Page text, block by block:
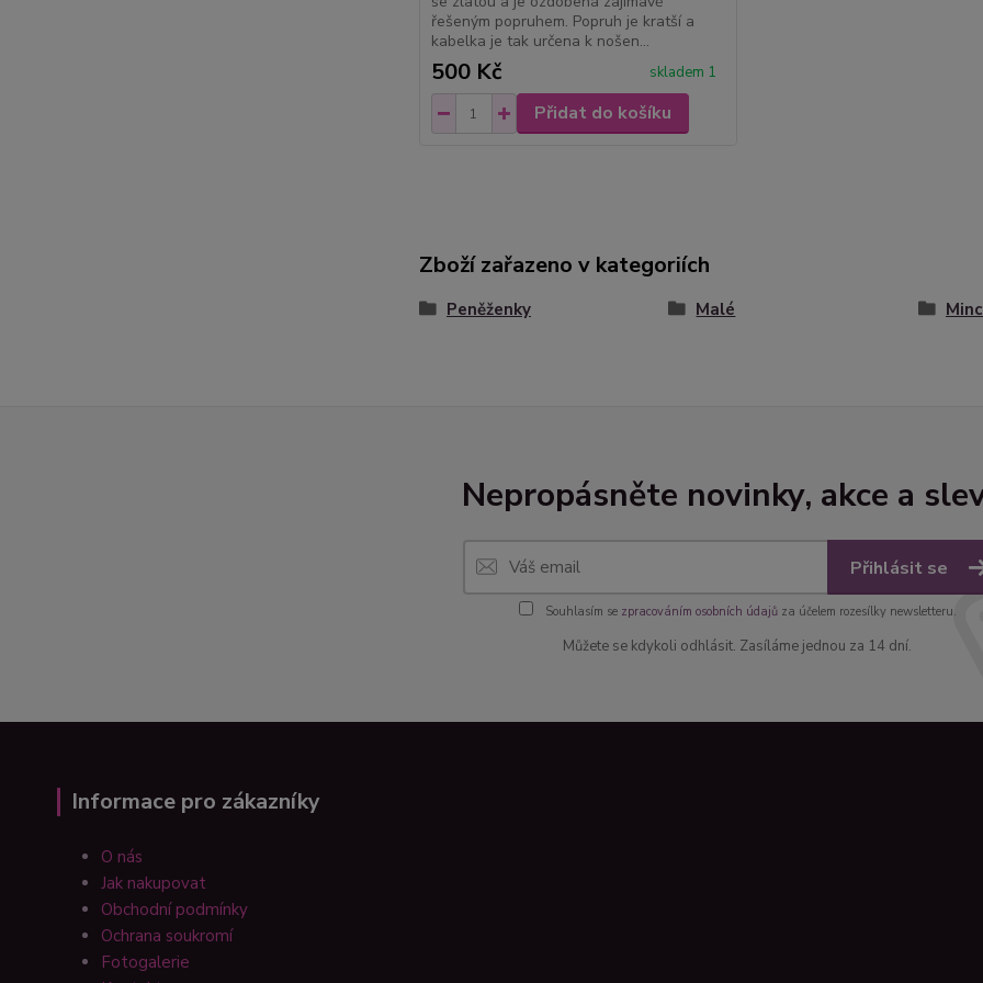
řešeným popruhem. Popruh je kratší a
kabelka je tak určena k nošen...
500 Kč skladem 1
Přidat do košíku
Zboží zařazeno v kategoriích
Peněženky Malé
Nepropásněte novinky, akce a
Přihlásit se
Souhlasím se zpracováním osobních údajůza účelem rozesílky newsletteru.
Můžete se kdykoli odhlásit. Zasíláme jednou za 14 dní.
Informace pro zákazníky
O nás
Jak nakupovat
Obchodní podmínky
Ochrana soukromí
Fotogalerie